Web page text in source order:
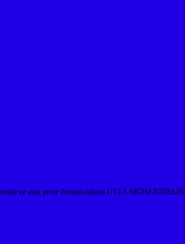
ve araç proje firması ankara USTA MÜHENDİSLİK